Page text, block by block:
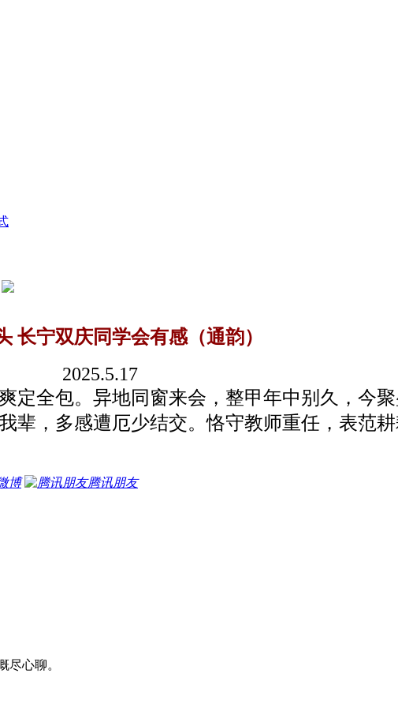
长宁双庆同学会有感（通韵）
2025.5.17
全包。异地同窗来会，整甲年中别久，今聚
辈，多感遭厄少结交。恪守教师重任，表范耕
博
腾讯朋友
尽心聊。